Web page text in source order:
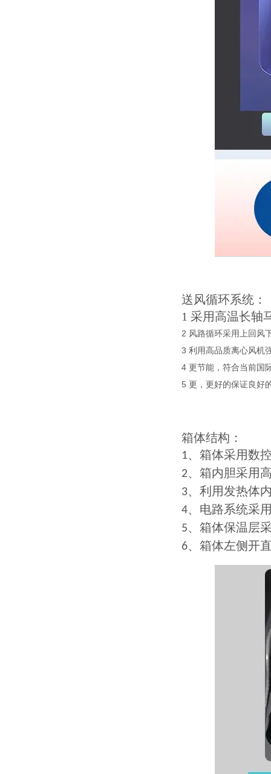
送风循环系统：
1 采用高温长轴
2 风路循环采用上回风
3 利用高品质离心风机
4 更节能，符合当前国
5 更，更好的保证良好
箱体结构：
1、箱体采用数
2、箱内胆采用
3、利用发热体
4、电路系统采
5、箱体保温层
6、箱体左侧开